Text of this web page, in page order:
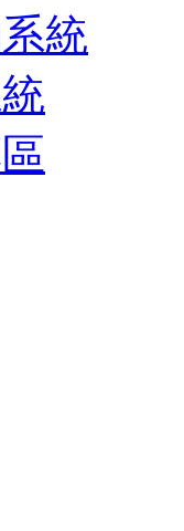
統